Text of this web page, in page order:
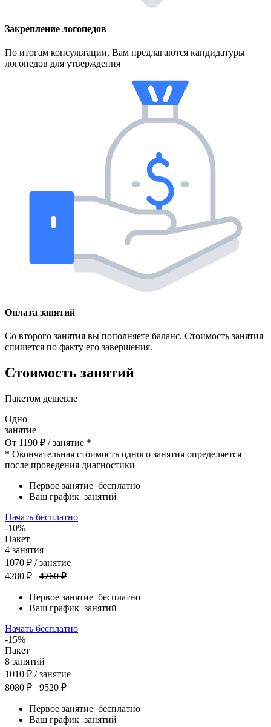
Закрепление логопедов
По итогам консультации, Вам предлагаются кандидатуры
логопедов для утверждения
Оплата занятий
Со второго занятия вы пополняете баланс. Стоимость занятия
спишется по факту его завершения.
Стоимость занятий
Пакетом дешевле
Одно
занятие
От 1190 ₽ / занятие *
* Окончательная стоимость одного занятия определяется
после проведения диагностики
Первое занятие бесплатно
Ваш график занятий
Начать бесплатно
-10%
Пакет
4 занятия
1070 ₽ / занятие
4280 ₽
4760 ₽
Первое занятие бесплатно
Ваш график занятий
Начать бесплатно
-15%
Пакет
8 занятий
1010 ₽ / занятие
8080 ₽
9520 ₽
Первое занятие бесплатно
Ваш график занятий